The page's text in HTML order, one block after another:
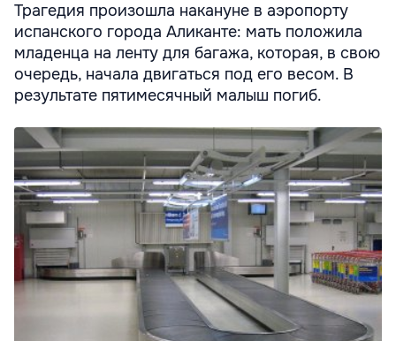
Трагедия произошла накануне в аэропорту
испанского города Аликанте: мать положила
младенца на ленту для багажа, которая, в свою
очередь, начала двигаться под его весом. В
результате пятимесячный малыш погиб.